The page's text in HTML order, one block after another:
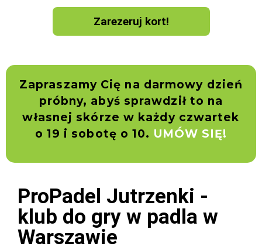
Zarezeruj kort!
Zapraszamy Cię na darmowy dzień
próbny, abyś sprawdził to na
własnej skórze w każdy czwartek
o 19 i sobotę o 10. UMÓW SIĘ!
ProPadel Jutrzenki -
klub do gry w padla w
Warszawie